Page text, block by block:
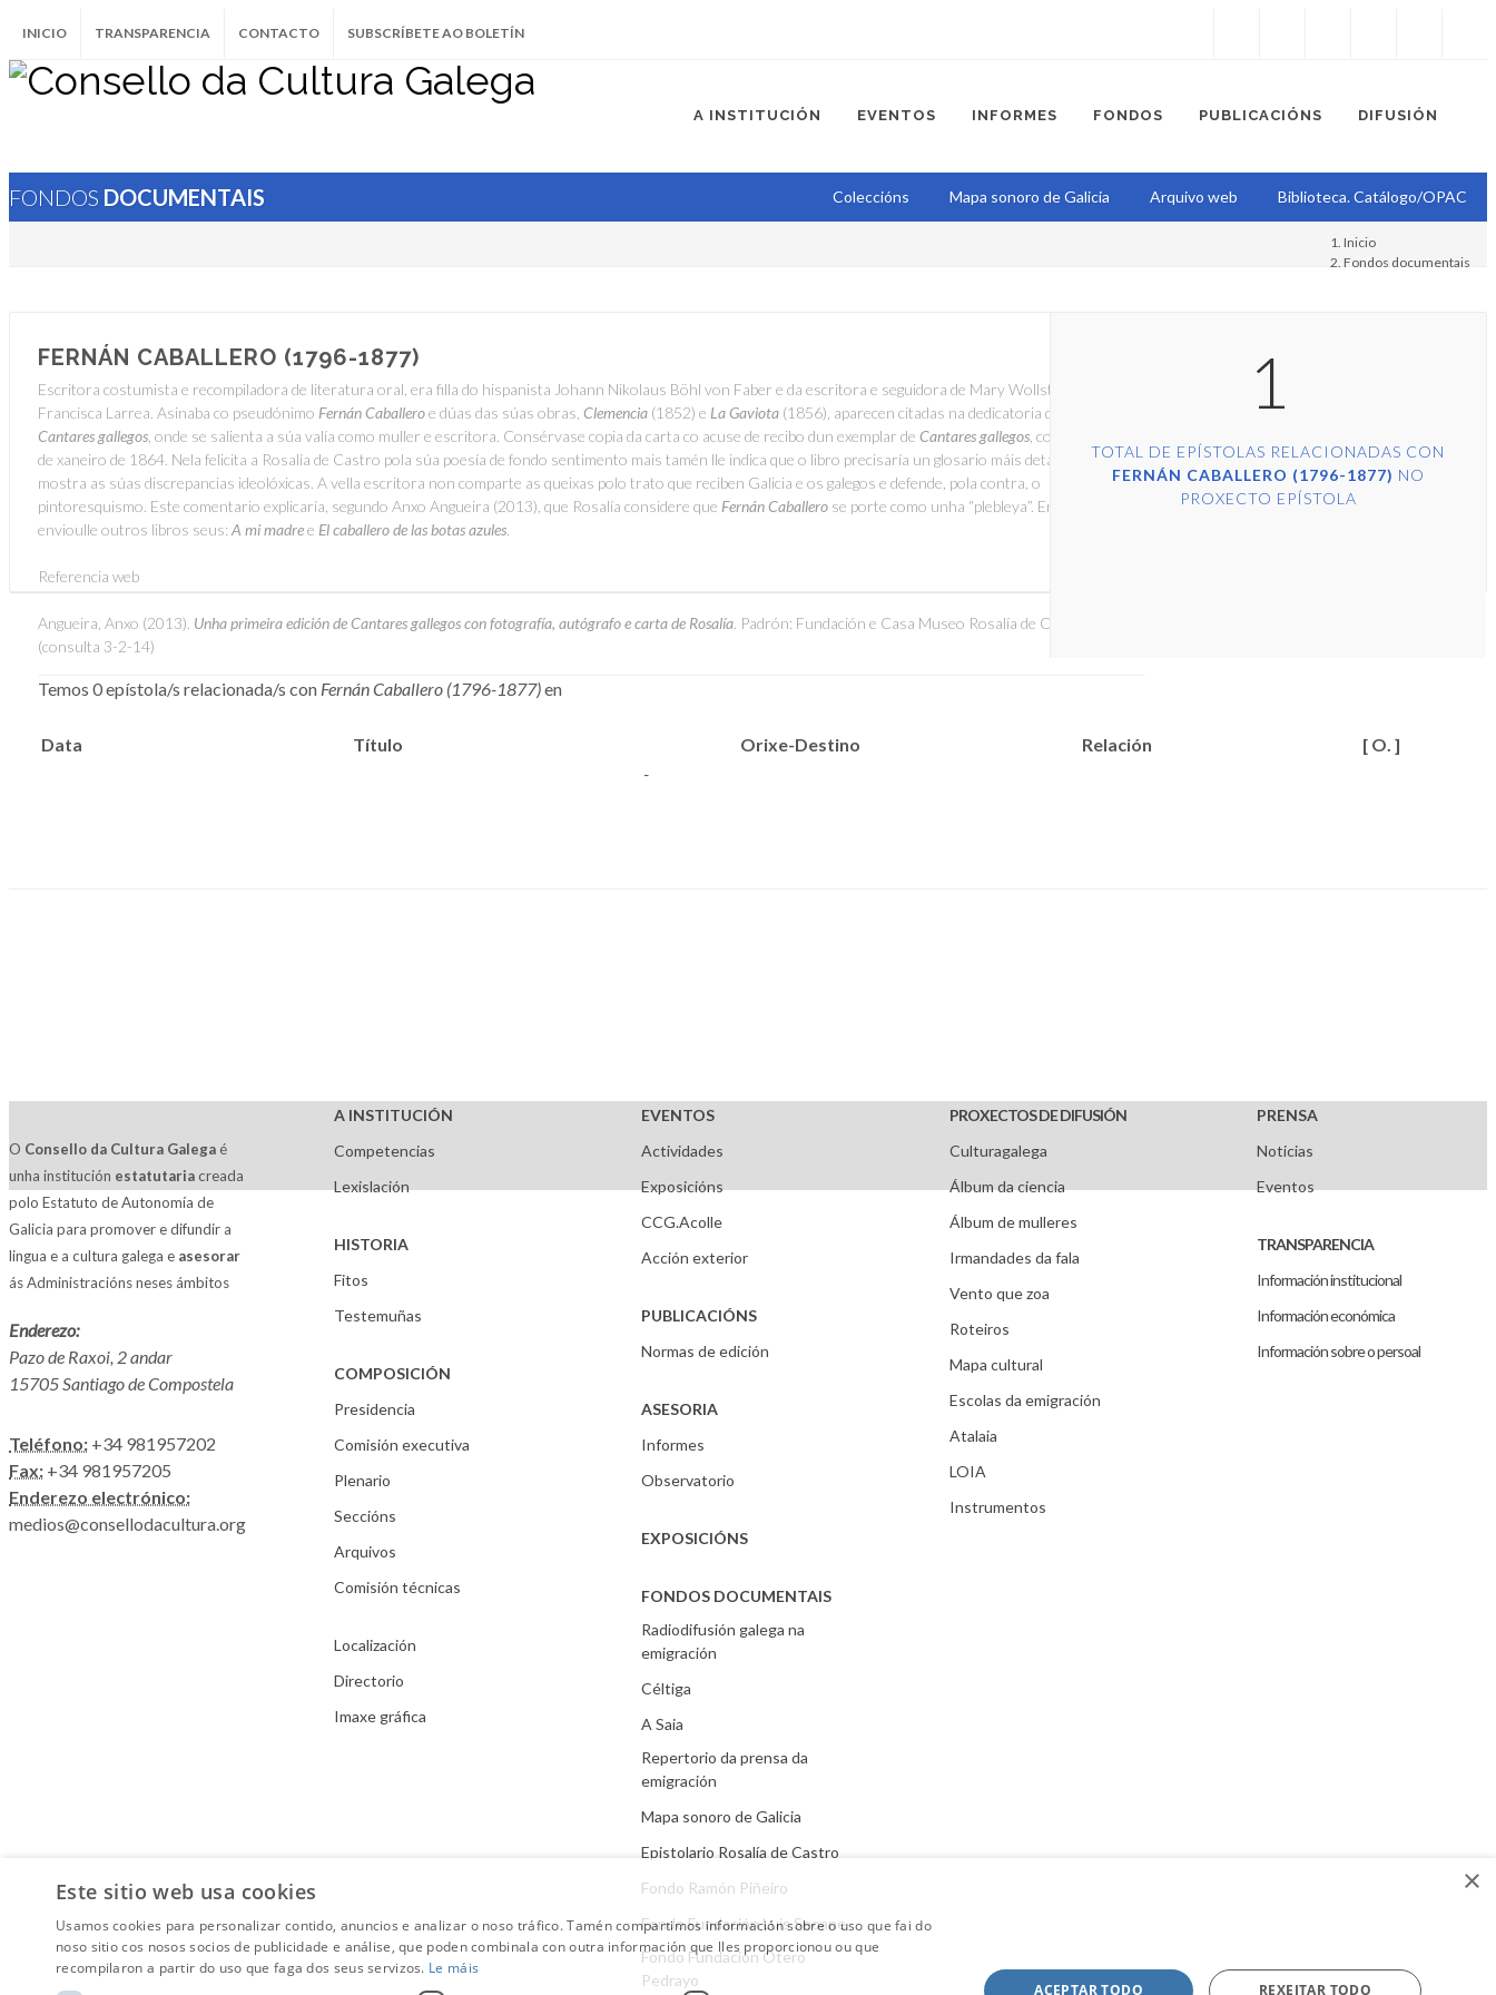
INICIO TRANSPARENCIA CONTACTO SUBSCRÍBETE AO BOLETÍN
A INSTITUCIÓN EVENTOS INFORMES FONDOS PUBLICACIÓNS DIFUSIÓN
FONDOS DOCUMENTAIS Coleccións Mapa sonoro de Galicia Arquivo web Biblioteca. Catálogo/OPAC
Inicio
Fondos documentais
FERNÁN CABALLERO (1796-1877)
Escritora costumista e recompiladora de literatura oral, era filla do hispanista Johann Nikolaus Böhl von Faber e da escritora e seguidora de Mary Wollstonecraft,
Francisca Larrea. Asinaba co pseudónimo Fernán Caballeroe dúas das súas obras, Clemencia (1852) e La Gaviota (1856), aparecen citadas na dedicatoria que abre
Cantares gallegos , onde se salienta a súa valía como muller e escritora. Consérvase copia da carta co acuse de recibo dun exemplar de Cantares gallegos , con data do 25
de xaneiro de 1864. Nela felicita a Rosalía de Castro pola súa poesía de fondo sentimento mais tamén lle indica que o libro precisaría un glosario máis detallado, e
mostra as súas discrepancias ideolóxicas. A vella escritora non comparte as queixas polo trato que reciben Galicia e os galegos e defende, pola contra, o
pintoresquismo. Este comentario explicaría, segundo Anxo Angueira (2013), que Rosalía considere que Fernán Caballero se porte como unha “plebleya”. En 1868
envioulle outros libros seus: A mi madree El caballero de las botas azules
Referencia web
Angueira, Anxo (2013). Unha primeira edición de Cantares gallegos con fotografía, autógrafo e carta de Rosalía . Padrón: Fundación e Casa Museo Rosalía de Castro.
(consulta 3-2-14)
Temos 0 epístola/s relacionada/s con Fernán Caballero (1796-1877)en
1
TOTAL DE EPÍSTOLAS RELACIONADAS CON
FERNÁN CABALLERO (1796-1877) NO
PROXECTO EPÍSTOLA
Data Título Orixe-Destino Relación
[ O. ]
-
O Consello da Cultura Galega é
unha institución estatutariacreada
polo Estatuto de Autonomía de
Galicia para promover e difundir a
lingua e a cultura galega e asesorar
ás Administracións neses ámbitos
Enderezo:
Pazo de Raxoi, 2 andar
15705 Santiago de Compostela
Teléfono: +34 981957202
Fax: +34 981957205
Enderezo electrónico:
medios@consellodacultura.org
A INSTITUCIÓN
Competencias
Lexislación
HISTORIA
Fitos
Testemuñas
COMPOSICIÓN
Presidencia
Comisión executiva
Plenario
Seccións
Arquivos
Comisión técnicas
Localización
Directorio
Imaxe gráfica
EVENTOS
Actividades
Exposicións
CCG.Acolle
Acción exterior
PUBLICACIÓNS
Normas de edición
ASESORIA
Informes
Observatorio
EXPOSICIÓNS
FONDOS DOCUMENTAIS
Radiodifusión galega na
emigración
Céltiga
A Saia
Repertorio da prensa da
emigración
Mapa sonoro de Galicia
Epistolario Rosalía de Castro
Fondo Ramón Piñeiro
Fondo Fundación Luís Seoane
Fondo Fundación Otero
Pedrayo
PROXECTOS DE DIFUSIÓN
Culturagalega
Álbum da ciencia
Álbum de mulleres
Irmandades da fala
Vento que zoa
Roteiros
Mapa cultural
Escolas da emigración
Atalaia
LOIA
Instrumentos
PRENSA
Noticias
Eventos
TRANSPARENCIA
Información institucional
Información económica
Información sobre o persoal
×
Este sitio web usa cookies
Usamos cookies para personalizar contido, anuncios e analizar o noso tráfico. Tamén compartimos información sobre o uso que fai do
noso sitio cos nosos socios de publicidade e análise, que poden combinala con outra información que lles proporcionou ou que
recompilaron a partir do uso que faga dos seus servizos. Le máis
ACEPTAR TODO
REXEITAR TODO